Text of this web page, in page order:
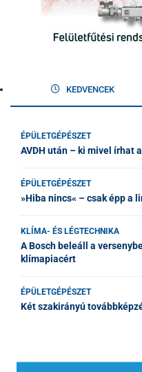
KEDVENCEK
ÉPÜLETGÉPÉSZET
AVDH után – ki mivel írhat
ÉPÜLETGÉPÉSZET
»Hiba nincs« – csak épp a
KLÍMA- ÉS LÉGTECHNIKA
A Bosch beleáll a
klímapiacért
ÉPÜLETGÉPÉSZET
Két szakirányú